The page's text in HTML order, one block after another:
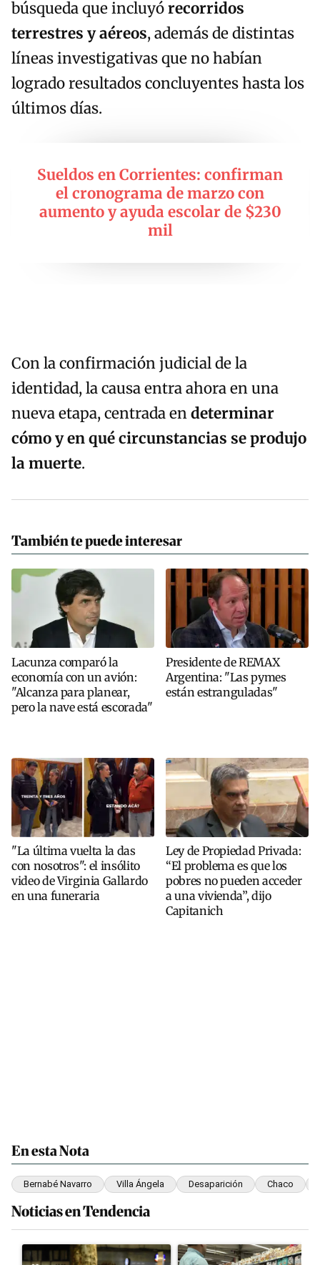
búsqueda que incluyórecorridos
terrestres y aéreos, además de distintas
líneas investigativas que no habían
logrado resultados concluyentes hasta los
últimos días.
Sueldos en Corrientes: confirman
el cronograma de marzo con
aumento y ayuda escolar de $230
mil
Con la confirmación judicial de la
identidad, la causa entra ahora en una
nueva etapa, centrada endeterminar
cómo y en qué circunstancias se produjo
la muerte.
También te puede interesar
Lacunza comparó la
economía con un avión:
"Alcanza para planear,
pero la nave está escorada"
Presidente de REMAX
Argentina: "Las pymes
están estranguladas"
"La última vuelta la das
con nosotros": el insólito
video de Virginia Gallardo
en una funeraria
Ley de Propiedad Privada:
“El problema es que los
pobres no pueden acceder
a una vivienda”, dijo
Capitanich
En esta Nota
Bernabé Navarro Villa Ángela Desaparición Chaco
Noticias en Tendencia
Este listado muestra los artículos con más comentarios en los
Un artículo de tendencia con el título "La violencia sigue en los
Un artículo de tendencia con